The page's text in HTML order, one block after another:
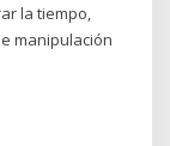
la tiempo,
manipulación